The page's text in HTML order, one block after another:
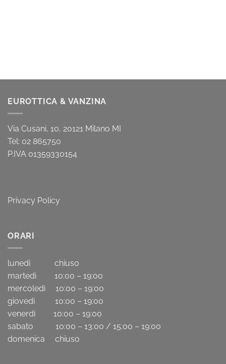
EUROTTICA & VANZINA
Via Cusani, 10, 20121 Milano MI
Tel: 02 865750
P.IVA 01359330154
Privacy Policy
ORARI
lunedì chiuso
martedì 10:00 – 19:00
mercoledì 10:00 – 19:00
giovedì 10:00 – 19:00
venerdì 10:00 – 19:00
sabato 10:00 – 13:00 / 15:00 – 19:00
domenica chiuso